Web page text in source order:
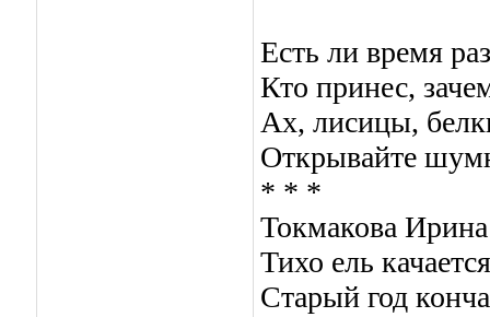
Есть ли время
Кто принес,
Ах, лисицы,
Открывайте
* * *
Токмакова Ирина
Тихо ель
Старый год